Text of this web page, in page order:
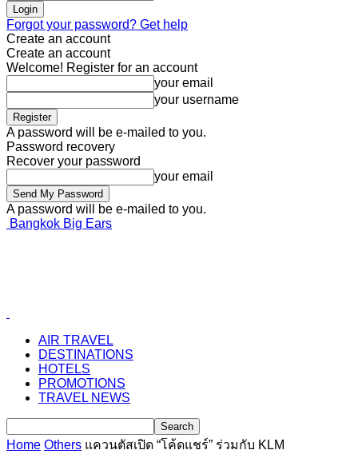
Forgot your password? Get help
Create an account
Create an account
Welcome! Register for an account
your email
your username
A password will be e-mailed to you.
Password recovery
Recover your password
your email
A password will be e-mailed to you.
Bangkok Big Ears
AIR TRAVEL
DESTINATIONS
HOTELS
PROMOTIONS
TRAVEL NEWS
Home Others แควนตัสเปิด “โค้ดแชร์” ร่วมกับ KLM